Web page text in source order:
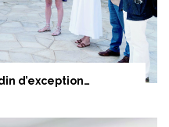
d’exception…